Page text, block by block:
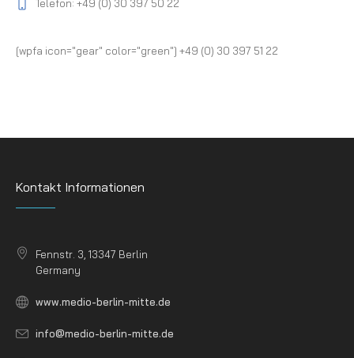
Telefon: +49 (0) 30 397 50 22
[wpfa icon="gear" color="green"] +49 (0) 30 397 51 22
Kontakt Informationen
Fennstr. 3, 13347 Berlin
Germany
www.medio-berlin-mitte.de
info@medio-berlin-mitte.de